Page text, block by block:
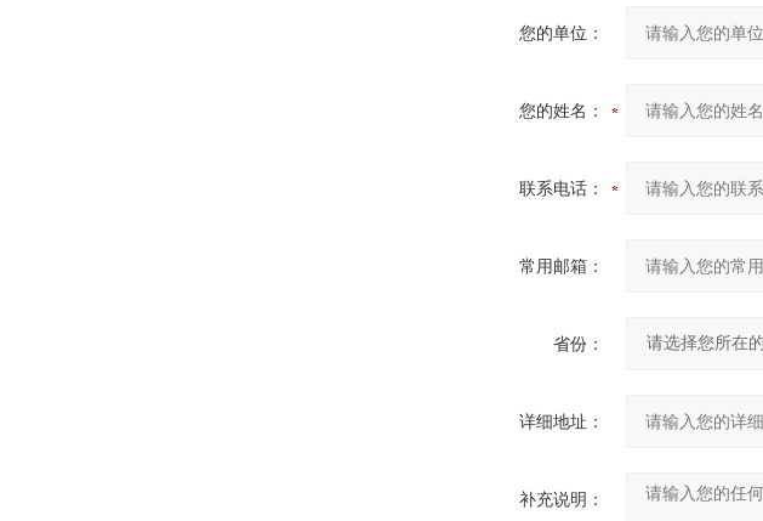
您的单位：
您的姓名：
联系电话：
常用邮箱：
省份：
详细地址：
补充说明：